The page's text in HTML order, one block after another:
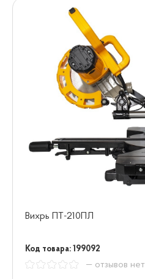
Вихрь ПТ-210ПЛ
Код товара: 199092
— отзывов нет